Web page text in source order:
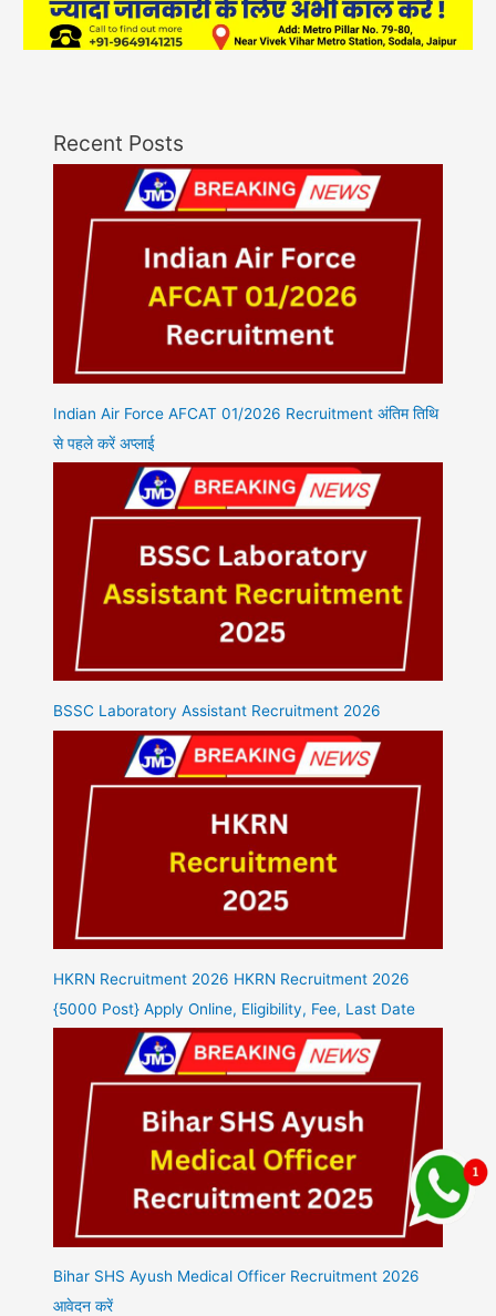
Recent Posts
Indian Air Force AFCAT 01/2026 Recruitment अंतिम तिथि
से पहले करें अप्लाई
BSSC Laboratory Assistant Recruitment 2026
HKRN Recruitment 2026 HKRN Recruitment 2026
{5000 Post} Apply Online, Eligibility, Fee, Last Date
Bihar SHS Ayush Medical Officer Recruitment 2026
आवेदन करें